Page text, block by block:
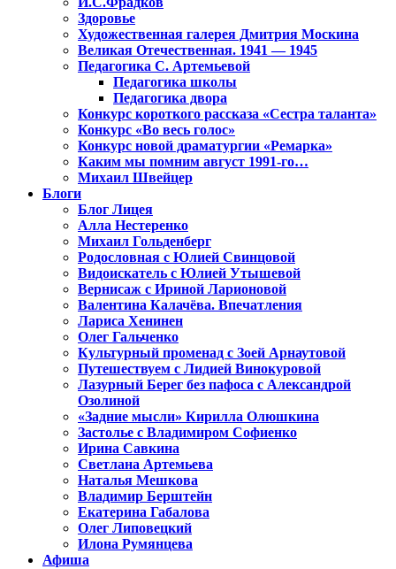
Здоровье
Художественная галерея Дмитрия Москина
Великая Отечественная. 1941 — 1945
Педагогика С. Артемьевой
Педагогика школы
Педагогика двора
Конкурс короткого рассказа «Сестра таланта»
Конкурс «Во весь голос»
Конкурс новой драматургии «Ремарка»
Каким мы помним август 1991-го…
Михаил Швейцер
Блоги
Блог Лицея
Алла Нестеренко
Михаил Гольденберг
Родословная с Юлией Свинцовой
Видоискатель с Юлией Утышевой
Вернисаж с Ириной Ларионовой
Валентина Калачёва. Впечатления
Лариса Хенинен
Олег Гальченко
Культурный променад с Зоей Арнаутовой
Путешествуем с Лидией Винокуровой
Лазурный Берег без пафоса с Александрой
Озолиной
«Задние мысли» Кирилла Олюшкина
Застолье с Владимиром Софиенко
Ирина Савкина
Светлана Артемьева
Наталья Мешкова
Владимир Берштейн
Екатерина Габалова
Олег Липовецкий
Илона Румянцева
Афиша